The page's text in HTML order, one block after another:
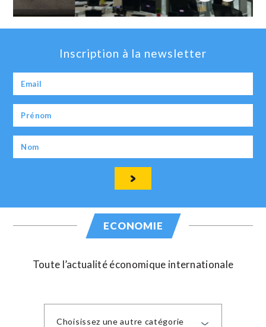
Inscription à la newsletter
ECONOMIE
Toute l’actualité économique internationale
Choisissez une autre catégorie